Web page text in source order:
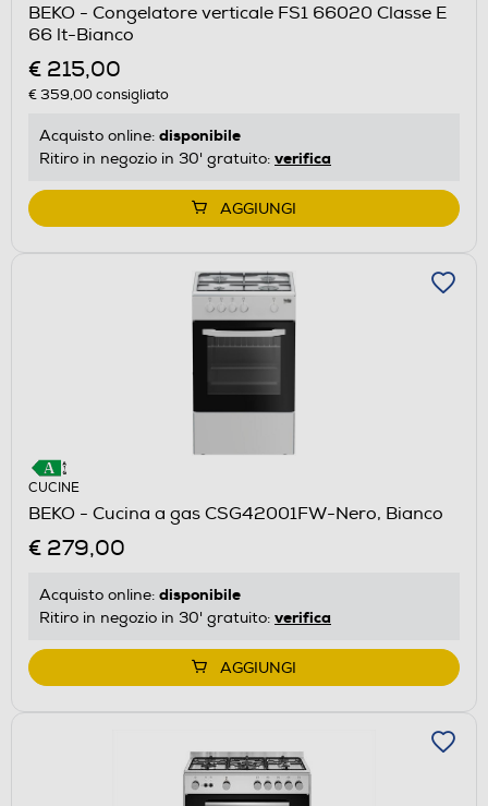
BEKO - Congelatore verticale FS1 66020 Classe E
66 lt-Bianco
€ 215,00
€ 359,00consigliato
Acquisto online: disponibile
Ritiro in negozio in 30' gratuito: verifica
AGGIUNGI
CUCINE
BEKO - Cucina a gas CSG42001FW-Nero, Bianco
€ 279,00
Acquisto online: disponibile
Ritiro in negozio in 30' gratuito: verifica
AGGIUNGI